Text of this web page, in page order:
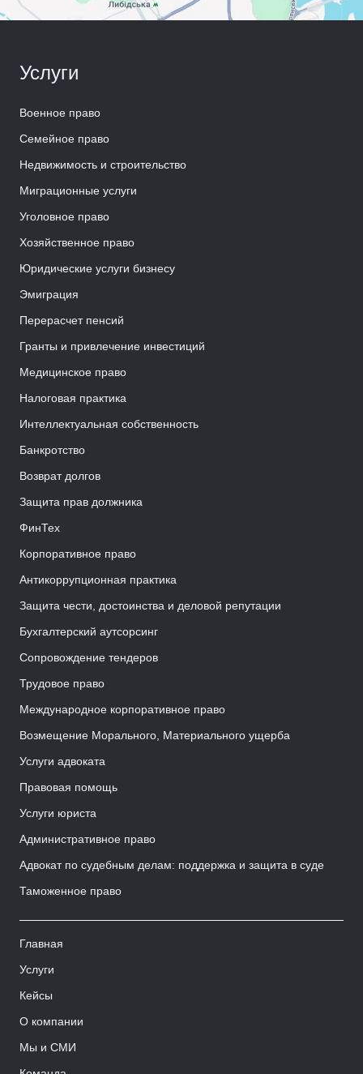
Услуги
Военное право
Семейное право
Недвижимость и строительство
Миграционные услуги
Уголовное право
Хозяйственное право
Юридические услуги бизнесу
Эмиграция
Перерасчет пенсий
Гранты и привлечение инвестиций
Медицинское право
Налоговая практика
Интеллектуальная собственность
Банкротство
Возврат долгов
Защита прав должника
ФинТех
Корпоративное право
Антикоррупционная практика
Защита чести, достоинства и деловой репутации
Бухгалтерский аутсорсинг
Сопровождение тендеров
Трудовое право
Международное корпоративное право
Возмещение Морального, Материального ущерба
Услуги адвоката
Правовая помощь
Услуги юриста
Административное право
Адвокат по судебным делам: поддержка и защита в суде
Таможенное право
Главная
Услуги
Кейсы
О компании
Мы и СМИ